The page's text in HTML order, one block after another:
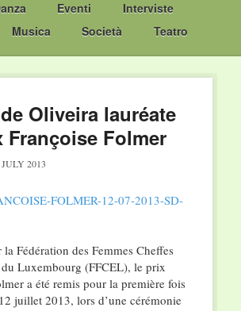
Eventi
Interviste
Musica Società Teatro
Oliveira lauréate
Françoise Folmer
2013
Fédération des Femmes Cheffes
du Luxembourg (FFCEL), le prix
a été remis pour la première fois
juillet 2013, lors d’une cérémonie